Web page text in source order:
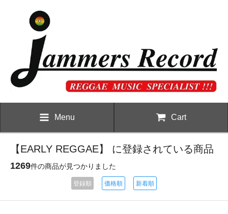
Menu Cart
【EARLY REGGAE】 に登録されている商品
1269件の商品が見つかりました
登録順 価格順 新着順